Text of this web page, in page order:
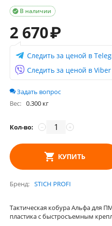
В наличии

2 670₽
Следить за ценой в
Следить за ценой в Viber
Задать вопрос
Вес: 0.300 кг
Кол-во: +
−
КУПИТЬ
Бренд STICH PROFI
Тактическая кобура Альфа для
пластика с быстросъемным